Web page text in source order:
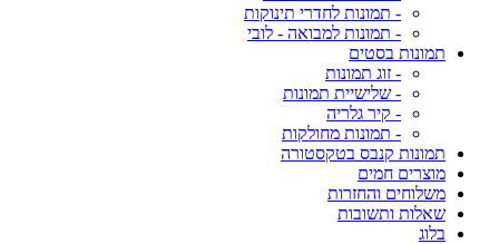
- תמונות לחדרי תינוקות
- תמונות למבואה - לובי
תמונות בסטים
- זוג תמונות
- שלישיית תמונות
- קיר גלריה
- תמונות מחולקות
תמונות קנבס בטקסטורה
מוצרים חמים
משלוחים והחזרות
שאלות ותשובות
בלוג